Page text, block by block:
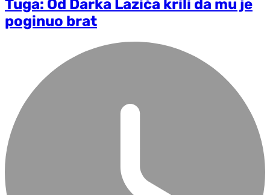
Tuga: Od Darka Lazića krili da mu je
poginuo brat